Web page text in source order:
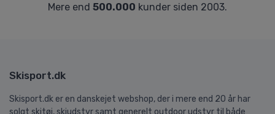
Mere end 500.000 kunder siden 2003.
Skisport.dk
Skisport.dk er en danskejet webshop, der i mere end 20 år har
solgt skitøj, skiudstyr samt generelt outdoor udstyr til både